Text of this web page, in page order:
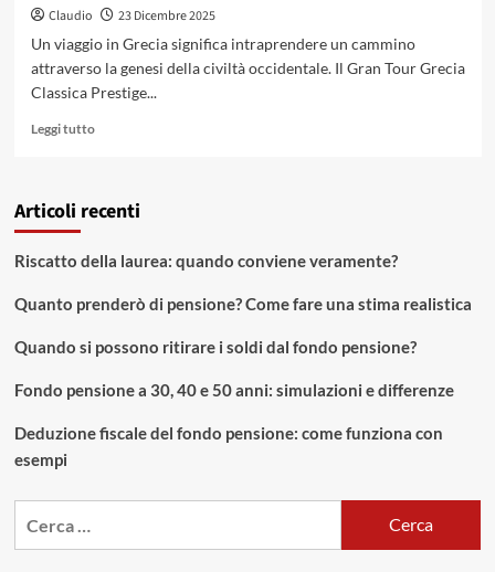
Claudio
23 Dicembre 2025
Un viaggio in Grecia significa intraprendere un cammino
attraverso la genesi della civiltà occidentale. Il Gran Tour Grecia
Classica Prestige...
Leggi tuttoLeggi
Grecia
Tracce
Eroi,
Democrazia
Articoli recenti
Riscatto della laurea: quando conviene veramente?
Quanto prenderò di pensione? Come fare una stima realistica
Quando si possono ritirare i soldi dal fondo pensione?
Fondo pensione a 30, 40 e 50 anni: simulazioni e differenze
Deduzione fiscale del fondo pensione: come funziona con
esempi